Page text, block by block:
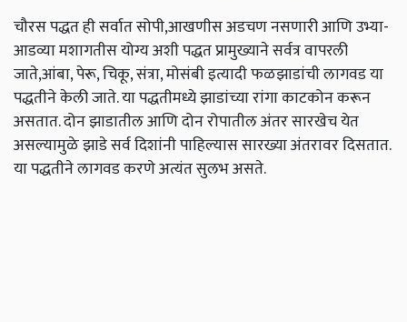
चौरस पद्धत ही सर्वात सोपी,आखणीस अडचण नसणारी आणि उभ्या-
आडव्या मशागतीस योग्य अशी पद्धत प्रामुख्याने सर्वत्र वापरली
जाते,आंबा, पेरू, चिकू, संत्रा, मोसंबी इत्यादी फळझाडांची लागवड या
पद्धतीने केली जाते. या पद्धतीमध्ये झाडांच्या रांगा काटकोन करून
असतात. दोन झाडातील आणि दोन रोपातील अंतर सारखेच येत
असल्यामुळे झाडे सर्व दिशांनी पाहिल्यास सारख्या अंतरावर दिसतात.
या पद्धतीने लागवड करणे अत्यंत सुलभ असते.